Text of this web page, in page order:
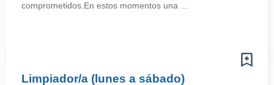
comprometidos.En estos momentos una ...
Limpiador/a (lunes a sábado)